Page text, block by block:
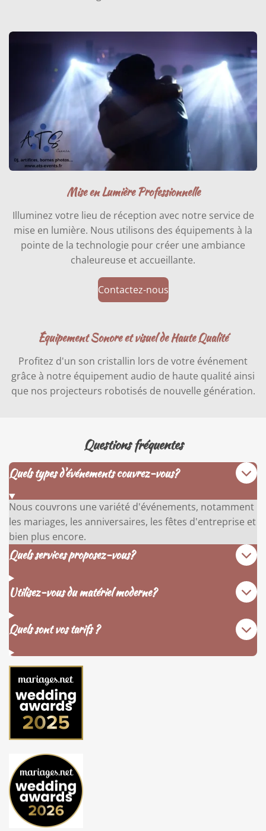
Mise en Lumière Professionnelle
Illuminez votre lieu de réception avec notre service de
mise en lumière. Nous utilisons des équipements à la
pointe de la technologie pour créer une ambiance
chaleureuse et accueillante.
Contactez-nous
Équipement Sonore et visuel de Haute Qualité
Profitez d'un son cristallin lors de votre événement
grâce à notre équipement audio de haute qualité ainsi
que nos projecteurs robotisés de nouvelle génération.
Questions fréquentes
Quels types d'événements couvrez-vous?
Nous couvrons une variété d'événements, notamment
les mariages, les anniversaires, les fêtes d'entreprise et
bien plus encore.
Quels services proposez-vous?
Utilisez-vous du matériel moderne?
Quels sont vos tarifs ?